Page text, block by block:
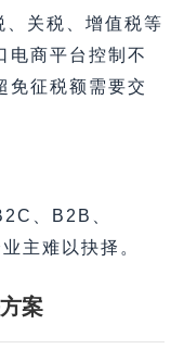
关税、增值税等
电商平台控制不
免征税额需要交
、B2B、
主难以抉择。
案